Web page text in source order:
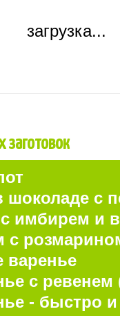
загрузка...
шоколаде с
имбирем и
с
варенье
с ревенем
- быстро